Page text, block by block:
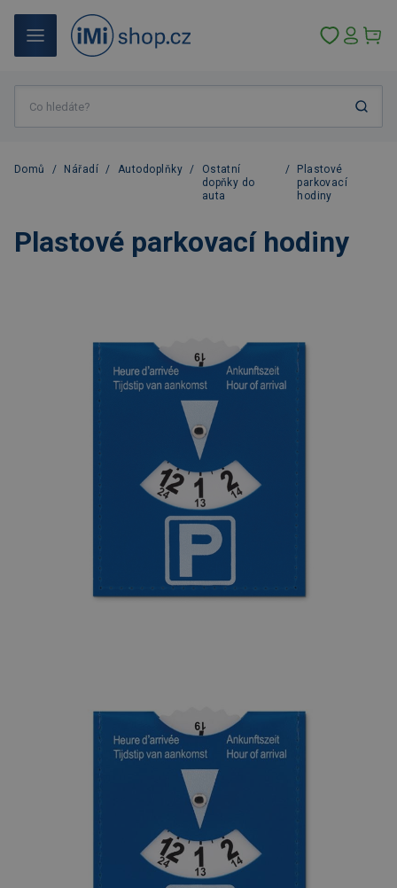
Domů / Nářadí / Autodoplňky /
Ostatní
dopňky do
auta
/
Plastové
parkovací
hodiny
Plastové parkovací hodiny